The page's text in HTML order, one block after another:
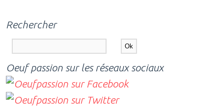
Rechercher
Oeuf passion sur les réseaux sociaux